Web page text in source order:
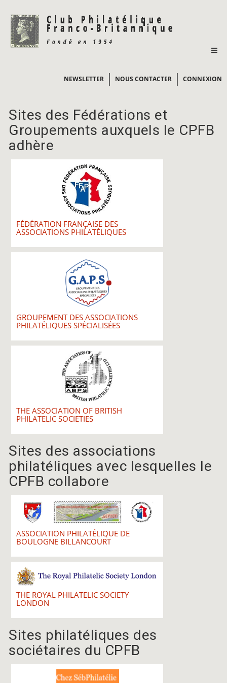
NEWSLETTER NOUS CONTACTER CONNEXION
Sites des Fédérations et
Groupements auxquels le CPFB
adhère
FÉDÉRATION FRANÇAISE DES
ASSOCIATIONS PHILATÉLIQUES
GROUPEMENT DES ASSOCIATIONS
PHILATÉLIQUES SPÉCIALISÉES
THE ASSOCIATION OF BRITISH
PHILATELIC SOCIETIES
Sites des associations
philatéliques avec lesquelles le
CPFB collabore
ASSOCIATION PHILATÉLIQUE DE
BOULOGNE BILLANCOURT
THE ROYAL PHILATELIC SOCIETY
LONDON
Sites philatéliques des
sociétaires du CPFB